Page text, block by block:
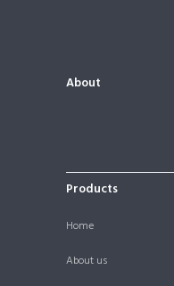
About
Products
Home
About us